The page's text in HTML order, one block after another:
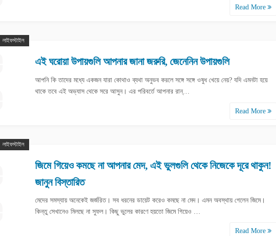
Read More
লাইফস্টাইল
এই ঘরোয়া উপায়গুলি আপনার জানা জরুরি, জেনেনিন উপায়গুলি
আপনি কি তাদের মধ্যে একজন যারা কোথাও ব্যথা অনুভব করলে সঙ্গে সঙ্গে ওষুধ খেয়ে নেয়? যদি এমনটা হয়ে
থাকে তবে এই অভ্যাস থেকে সরে আসুন। এর পরিবর্তে আপনার রান্…
Read More
লাইফস্টাইল
জিমে গিয়েও কমছে না আপনার মেদ, এই ভুলগুলি থেকে নিজেকে দূরে থাকুন!
জানুন বিস্তারিত
মেদের সমস্যায় অনেকেই জর্জরিত। সব ধরনের ডায়েট করেও কমছে না মেদ। এমন অবস্থায় গেলেন জিমে।
কিন্তু সেখানেও মিলছে না সুফল। কিছু ভুলের কারণে হয়তো জিমে গিয়েও …
Read More